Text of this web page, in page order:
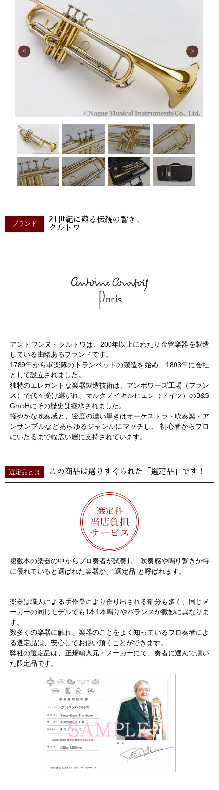
ブランド
21世紀に蘇る伝統の響き、
クルトワ
アントワンヌ・クルトワは、200年以上にわたり金管楽器を製造
している由緒あるブランドです。
1789年から軍楽隊のトランペットの製造を始め、1803年に会社
として設立されました。
独特のエレガントな楽器製造技術は、アンボワーズ工場（フラン
ス）で代々受け継がれ、マルクノイキルヒェン（ドイツ）のB&S
GmbHにその歴史は継承されました。
軽やかな吹奏感と、密度の濃い響きはオーケストラ・吹奏楽・ア
ンサンブルなどあらゆるジャンルにマッチし、 初心者からプロ
にいたるまで幅広い層に支持されています。
選定品とは この商品は選りすぐられた「選定品」です！
複数本の楽器の中からプロ奏者が試奏し、吹奏感や鳴り響きが特
に優れていると選ばれた楽器が、"選定品"と呼ばれます。
楽器は職人による手作業により作り出される部分も多く、同じメ
ーカーの同じモデルでも1本1本鳴りやバランスが微妙に異なりま
す。
数多くの楽器に触れ、楽器のことをよく知っているプロ奏者によ
る選定品は、安心してお使い頂くことができます。
弊社の選定品は、正規輸入元・メーカーにて、奏者に選んで頂い
た限定品です。